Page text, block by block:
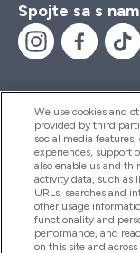
Spojte sa s
Pomoc &
Produkty
We use cookies and
provided by third
social media
experiences, support
also enable us and
activity data, such as
URLs, searches and
other usage
functionality and
performance, and
on this site and